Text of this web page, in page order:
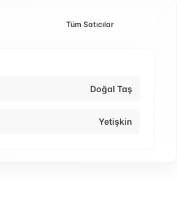
Tüm Satıcılar
Doğal Taş
Yetişkin